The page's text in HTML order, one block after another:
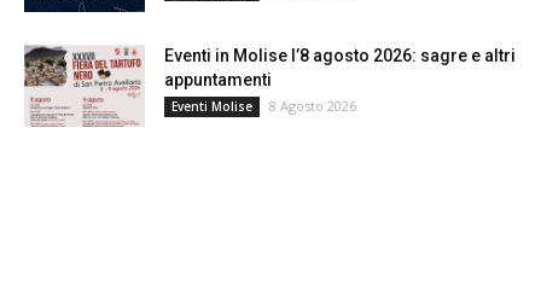
Eventi in Molise l’8 agosto 2026: sagre e altri
appuntamenti
Eventi Molise 8 Agosto 2026